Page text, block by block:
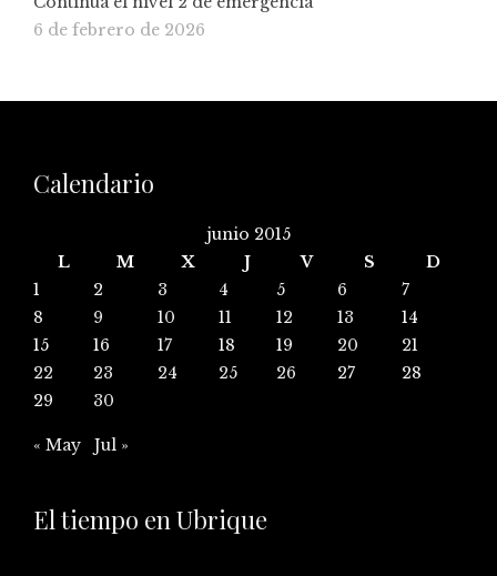
6 de febrero de 2026
Calendario
junio 2015
L
M X J V S
D
1
2 3 4 5 6
7
8
9 10 11 12 13
14
15
16 17 18 19 20
21
22
23 24 25 26 27
28
29
30
« May Jul »
El tiempo en Ubrique